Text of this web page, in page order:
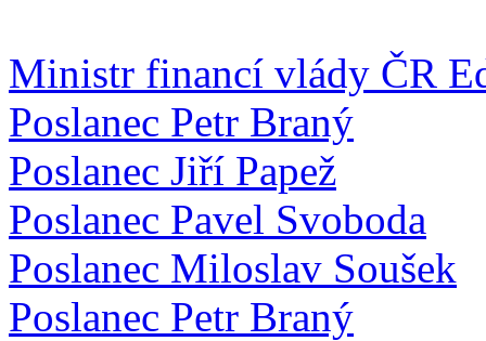
Ministr financí vlády ČR
Poslanec Petr Braný
Poslanec Jiří Papež
Poslanec Pavel Svoboda
Poslanec Miloslav Soušek
Poslanec Petr Braný